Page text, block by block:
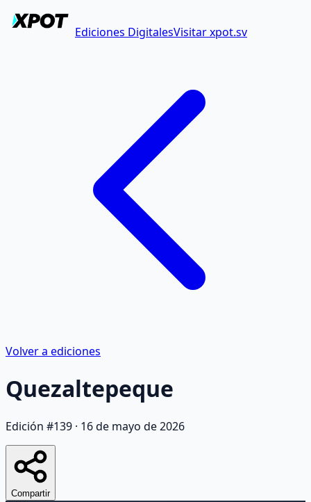
Ediciones DigitalesVisitar xpot.sv
Volver a ediciones
Quezaltepeque
Edición #139 · 16 de mayo de 2026
Compartir